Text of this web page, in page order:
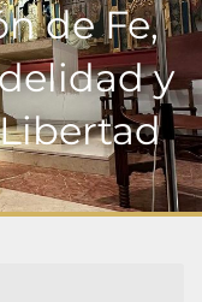
de Fe,
y